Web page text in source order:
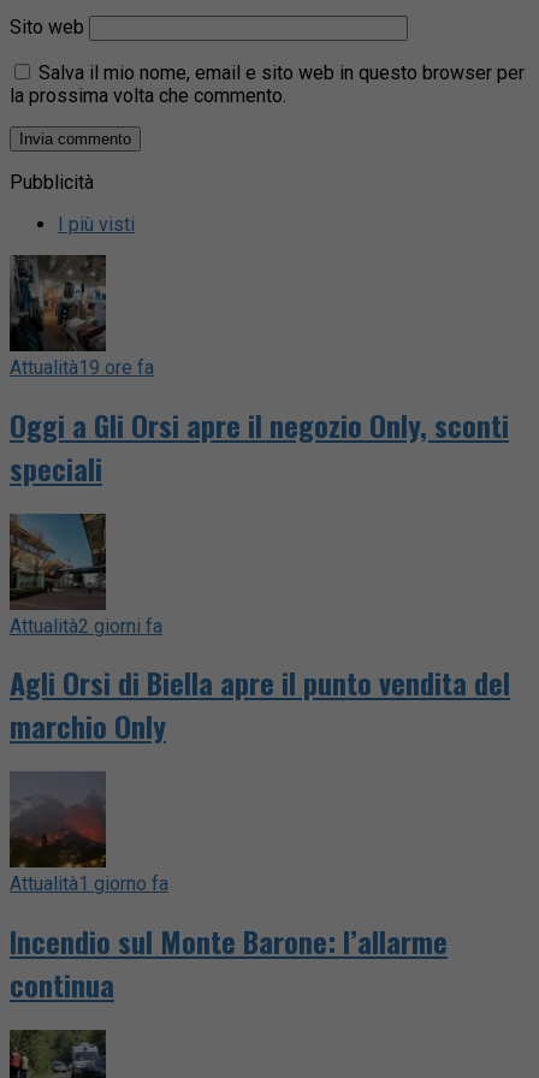
Sito web
Salva il mio nome, email e sito web in questo browser per
la prossima volta che commento.
Pubblicità
I più visti
Attualità19 ore fa
Oggi a Gli Orsi apre il negozio Only, sconti
speciali
Attualità2 giorni fa
Agli Orsi di Biella apre il punto vendita del
marchio Only
Attualità1 giorno fa
Incendio sul Monte Barone: l’allarme
continua